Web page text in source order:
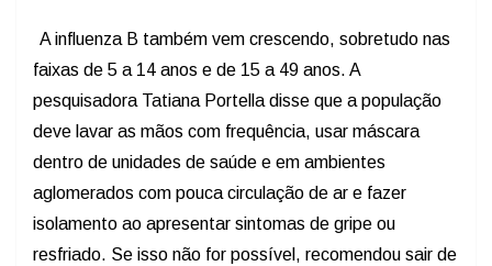
A influenza B também vem crescendo, sobretudo nas
faixas de 5 a 14 anos e de 15 a 49 anos. A
pesquisadora Tatiana Portella disse que a população
deve lavar as mãos com frequência, usar máscara
dentro de unidades de saúde e em ambientes
aglomerados com pouca circulação de ar e fazer
isolamento ao apresentar sintomas de gripe ou
resfriado. Se isso não for possível, recomendou sair de